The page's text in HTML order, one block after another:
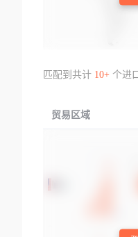
匹配到共计 10+个进
贸易区域